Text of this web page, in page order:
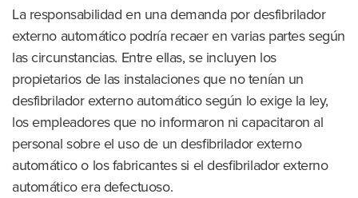
La responsabilidad en una demanda por desfibrilador
externo automático podría recaer en varias partes según
las circunstancias. Entre ellas, se incluyen los
propietarios de las instalaciones que no tenían un
desfibrilador externo automático según lo exige la ley,
los empleadores que no informaron ni capacitaron al
personal sobre el uso de un desfibrilador externo
automático o los fabricantes si el desfibrilador externo
automático era defectuoso.